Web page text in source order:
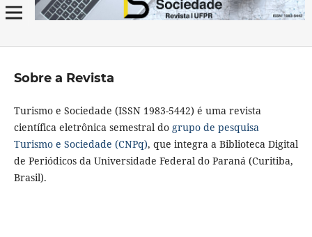
Sobre a Revista
Turismo e Sociedade (ISSN 1983-5442) é uma revista
científica eletrônica semestral do grupo de pesquisa
Turismo e Sociedade (CNPq), que integra a Biblioteca Digital
de Periódicos da Universidade Federal do Paraná (Curitiba,
Brasil).